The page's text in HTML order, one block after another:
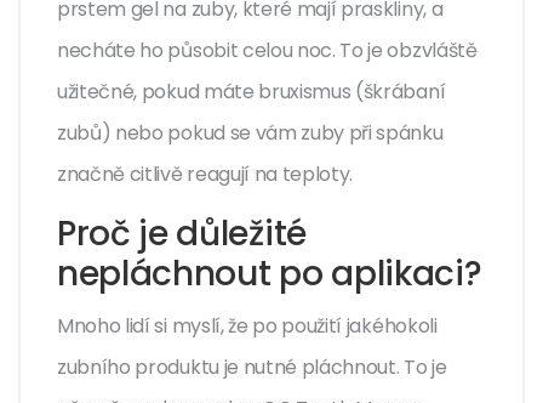
prstem gel na zuby, které mají praskliny, a
necháte ho působit celou noc. To je obzvláště
užitečné, pokud máte bruxismus (škrábaní
zubů) nebo pokud se vám zuby při spánku
značně citlivě reagují na teploty.
Proč je důležité
nepláchnout po aplikaci?
Mnoho lidí si myslí, že po použití jakéhokoli
zubního produktu je nutné pláchnout. To je